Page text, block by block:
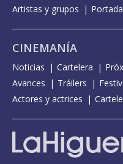
Artistas y grupos
CINEMANÍA
Noticias Cartelera
Avances
Tráilers
Actores y actrices